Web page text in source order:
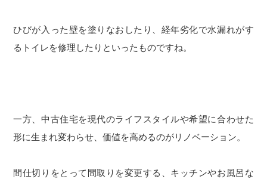
ひびが入った壁を塗りなおしたり、経年劣化で水漏れがす
るトイレを修理したりといったものですね。
一方、中古住宅を現代のライフスタイルや希望に合わせた
形に生まれ変わらせ、価値を高めるのがリノベーション。
間仕切りをとって間取りを変更する、キッチンやお風呂な